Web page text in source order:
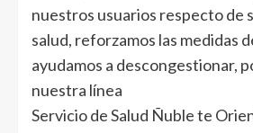
nuestros usuarios respecto de
salud, reforzamos las medidas
ayudamos a descongestionar,
nuestra línea
Servicio de Salud Ñuble te